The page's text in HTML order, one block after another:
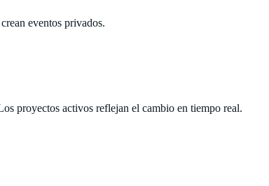
eventos privados.
proyectos activos reflejan el cambio en tiempo real.